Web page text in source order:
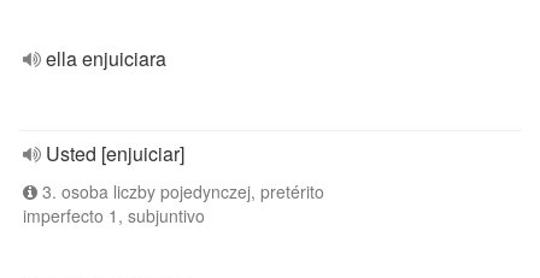
ella enjuiciara
Usted [enjuiciar]
3. osoba liczby pojedynczej, pretérito
imperfecto 1, subjuntivo